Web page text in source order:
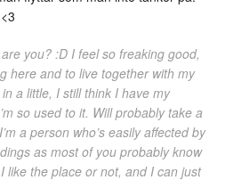
you? :D I feel so freaking good,
here and to live together with my
a little, I still think I have my
so used to it. Will probably take a
a person who’s easily affected by
as most of you probably know
like the place or not, and I can just